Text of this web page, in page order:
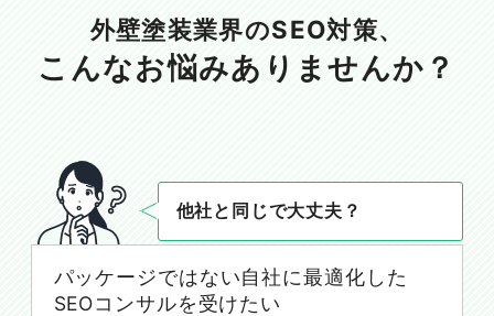
外壁塗装業界のSEO対策、
こんなお悩みありませんか？
他社と同じで大丈夫？
パッケージではない自社に最適化した
SEOコンサルを受けたい